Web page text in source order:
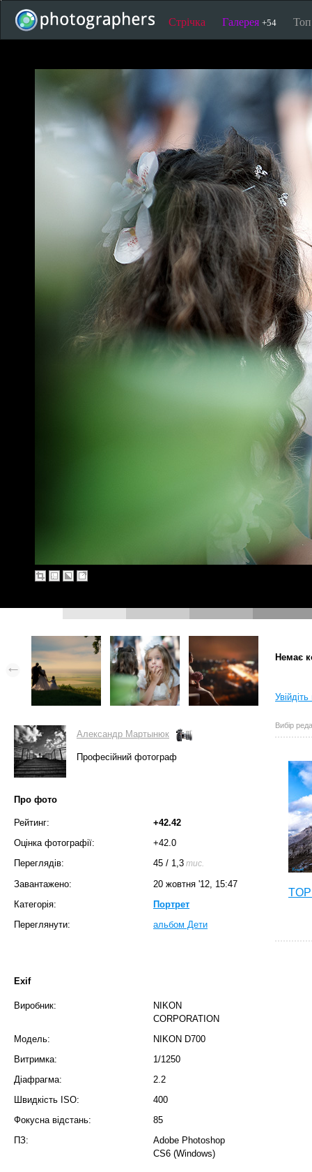
Стрічка Галерея +54
Александр Мартынюк
Професійний фотограф
Про фото
Рейтинг:
+42.42
Оцінка фотографії:
+42.0
Переглядів:
45 / 1,3 тис.
Завантажено:
20 жовтня '12, 15:47
Категорія:
Портрет
Переглянути:
альбом Дети
Exif
Виробник:
NIKON
CORPORATION
Модель:
NIKON D700
Витримка:
1/1250
Діафрагма:
2.2
Швидкість ISO:
400
Фокусна відстань:
85
ПЗ:
Adobe Photoshop
CS6 (Windows)
Немає
Вибір